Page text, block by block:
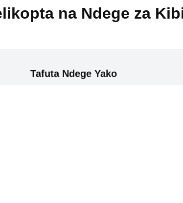
na Ndege za
Tafuta Ndege Yako